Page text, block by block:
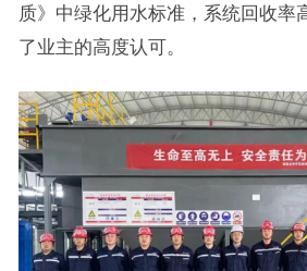
质》中绿化用水标准，系统回收率
了业主的高度认可。